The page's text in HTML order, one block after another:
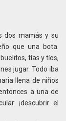
dos mamás y su
que una bota.
tías y tíos,
jugar. Todo iba
llena de niños
a una de
¡descubrir el